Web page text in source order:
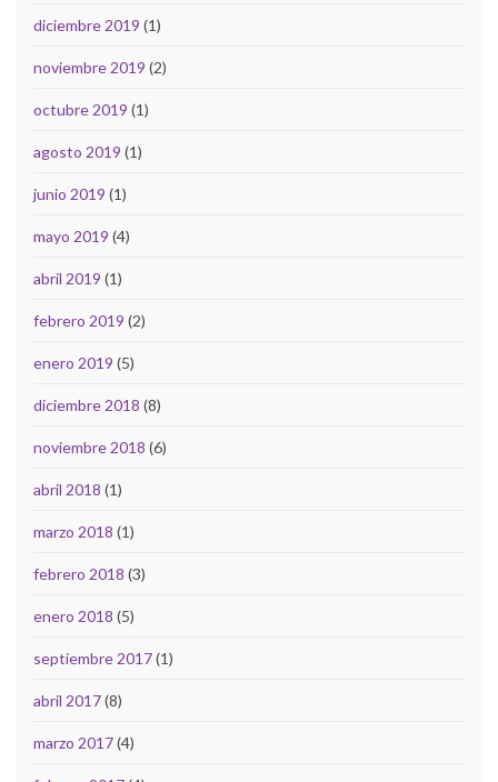
diciembre 2019 (1)
noviembre 2019 (2)
octubre 2019 (1)
agosto 2019 (1)
junio 2019 (1)
mayo 2019 (4)
abril 2019 (1)
febrero 2019 (2)
enero 2019 (5)
diciembre 2018 (8)
noviembre 2018 (6)
abril 2018 (1)
marzo 2018 (1)
febrero 2018 (3)
enero 2018 (5)
septiembre 2017(1)
abril 2017(8)
marzo 2017(4)